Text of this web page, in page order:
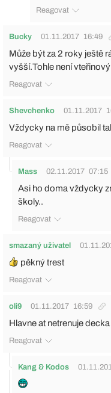
Reagovat
Bucky 01.11.2017 16:49
Může být za 2 roky ještě
vyšší.Tohle není
Reagovat
Shevchenko 01.11.2017
Vždycky na mě působil
Reagovat
Mass 02.11.2017 07:15
Asi ho doma vždycky
školy..
Reagovat
smazaný uživatel
pěkný trest
Reagovat
oli9 01.11.2017 16:59
Hlavne at netrenuje decka
Reagovat
Kang & Kodos